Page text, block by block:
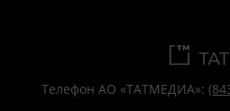
Телефон АО «ТАТМЕДИА»: